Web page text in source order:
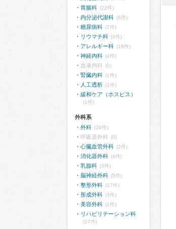
胃腸科 (22件)
内分泌代謝科 (6件)
糖尿病科 (7件)
リウマチ科 (4件)
アレルギー科 (18件)
神経内科 (4件)
血液内科 (0)
腎臓内科 (1件)
人工透析 (1件)
緩和ケア（ホスピス）
(1件)
外科系
外科 (20件)
呼吸器外科 (0)
心臓血管外科 (2件)
消化器外科 (4件)
乳腺科 (3件)
脳神経外科 (5件)
整形外科 (17件)
形成外科 (3件)
美容外科 (1件)
リハビリテーション科
(27件)